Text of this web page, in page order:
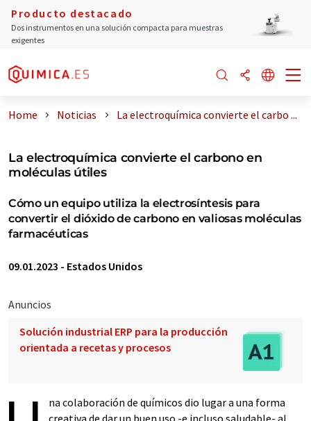
Producto destacado
Dos instrumentos en una solución compacta para muestras
exigentes
Home Noticias La electroquímica convierte el carbo ...
La electroquímica convierte el carbono en
moléculas útiles
Cómo un equipo utiliza la electrosíntesis para
convertir el dióxido de carbono en valiosas moléculas
farmacéuticas
09.01.2023 - Estados Unidos
Anuncios
Solución industrial ERP para la producción
orientada a recetas y procesos
na colaboración de químicos dio lugar a una forma
creativa de dar un buen uso -e incluso saludable- al